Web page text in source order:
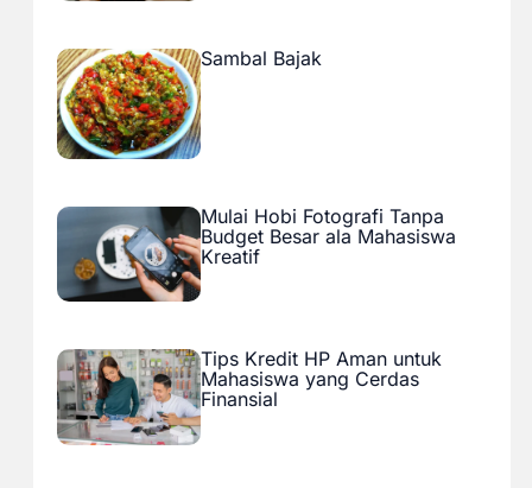
Sambal Bajak
Mulai Hobi Fotografi Tanpa
Budget Besar ala Mahasiswa
Kreatif
Tips Kredit HP Aman untuk
Mahasiswa yang Cerdas
Finansial